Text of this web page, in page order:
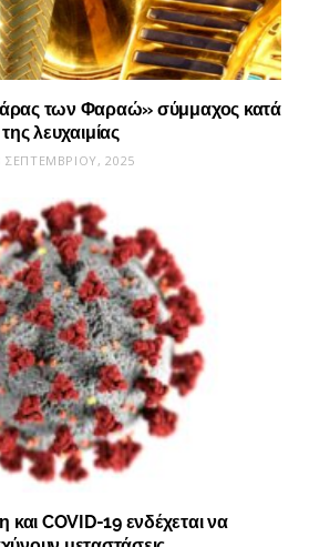
των Φαραώ» σύμμαχος κατά
της λευχαιμίας
ΣΕΠΤΕΜΒΡΊΟΥ, 2025
και COVID-19 ενδέχεται να